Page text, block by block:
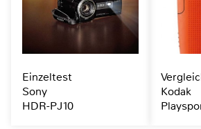
Einzeltest
Sony
HDR-PJ10
Kodak